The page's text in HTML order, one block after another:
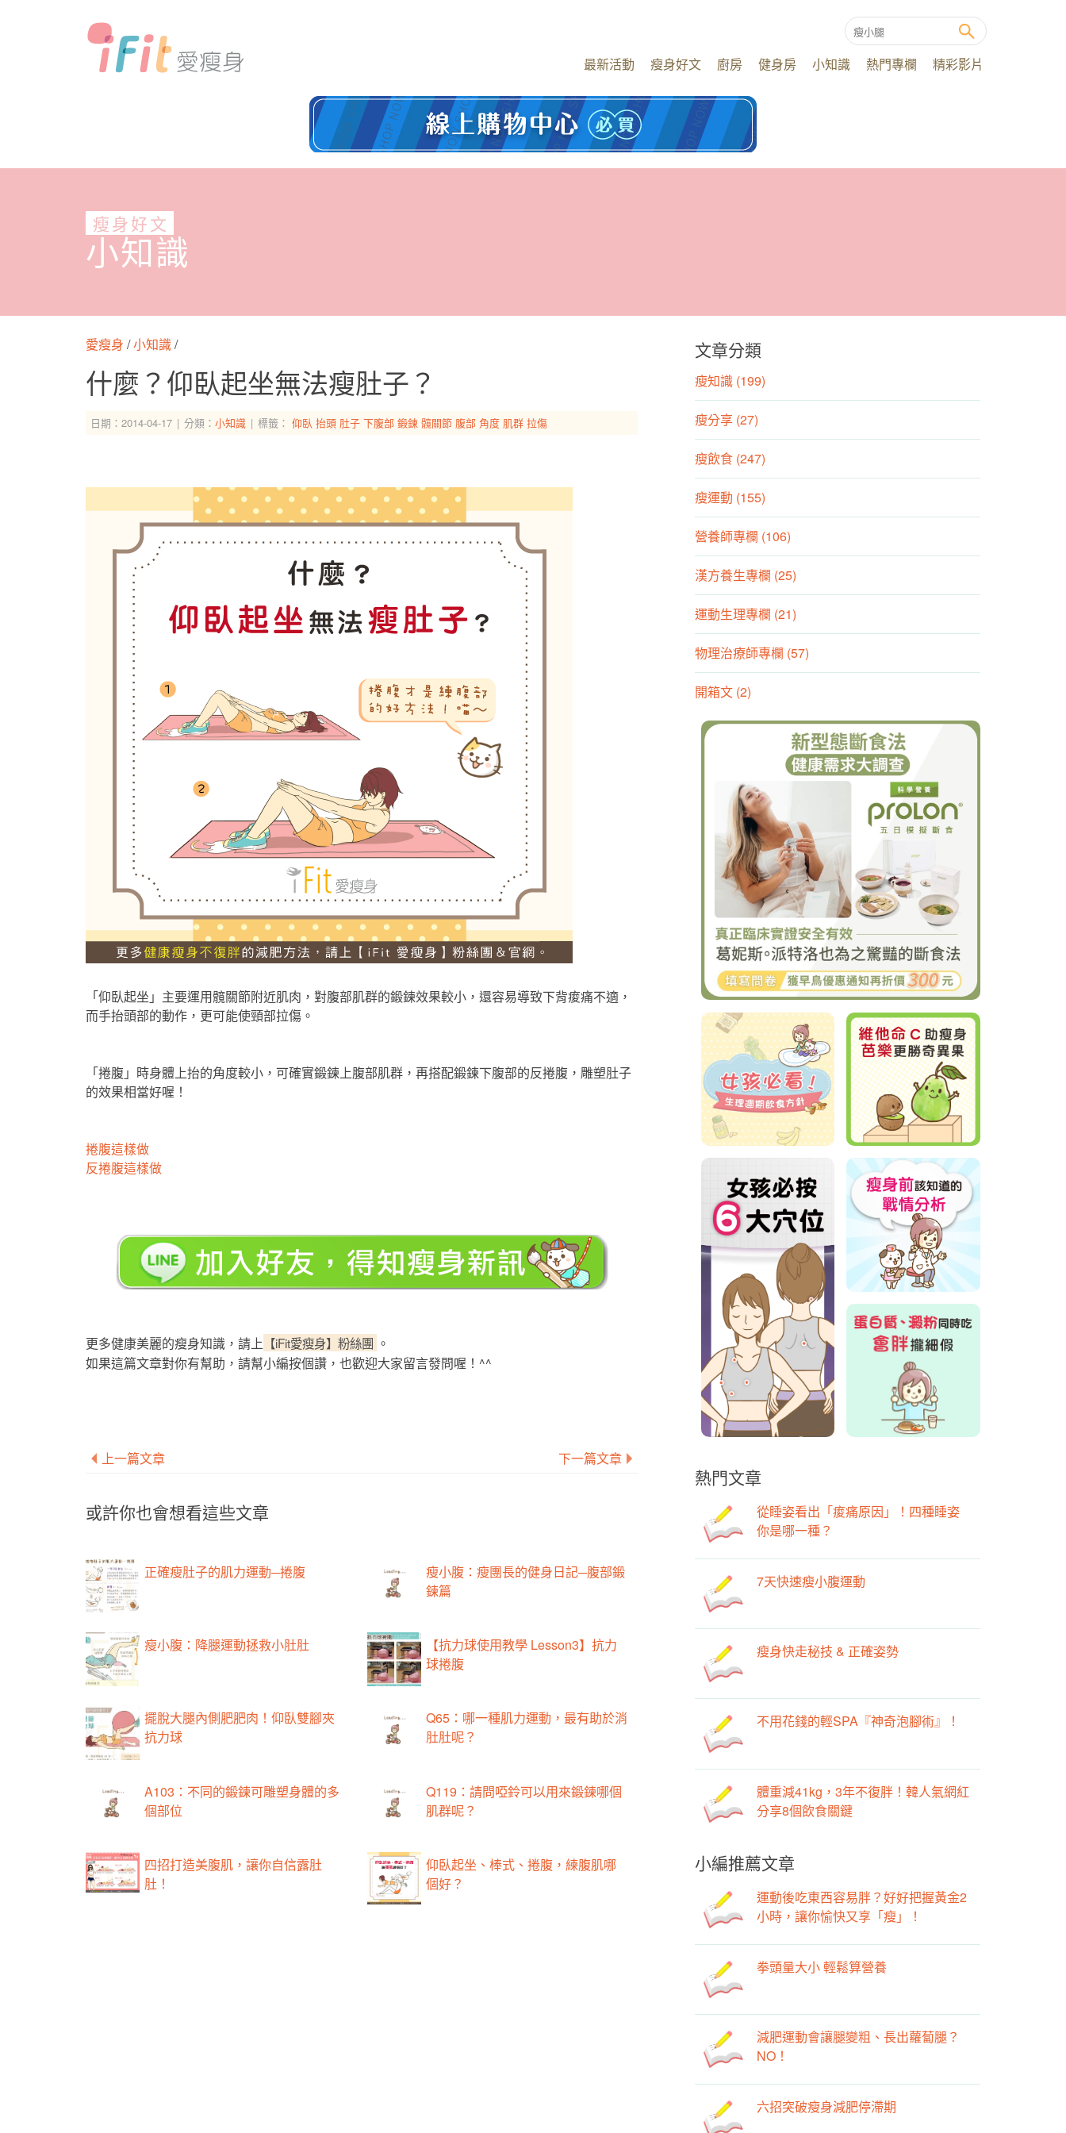
最新活動 瘦身好文 廚房 健身房 小知識 熱門專欄 精彩影片
瘦身好文
小知識
愛瘦身 /小知識/
什麼？仰臥起坐無法瘦肚子？
日期：2014-04-17 分類： 小知識 標籤： 仰臥 抬頭 肚子 下腹部 鍛鍊 髖關節 腹部 角度 肌群 拉傷
「仰臥起坐」主要運用髖關節附近肌肉，對腹部肌群的鍛鍊效果較小，還容易導致下背痠痛不適，
而手抬頭部的動作，更可能使頸部拉傷。
「捲腹」時身體上抬的角度較小，可確實鍛鍊上腹部肌群，再搭配鍛鍊下腹部的反捲腹，雕塑肚子
的效果相當好喔！
捲腹這樣做
反捲腹這樣做
更多健康美麗的瘦身知識，請上 【iFit愛瘦身】粉絲團 。
如果這篇文章對你有幫助，請幫小編按個讚，也歡迎大家留言發問喔！^^
上一篇文章 下一篇文章
或許你也會想看這些文章
正確瘦肚子的肌力運動─捲腹
瘦小腹：瘦團長的健身日記─腹部鍛
鍊篇
瘦小腹：降腿運動拯救小肚肚
【抗力球使用教學 Lesson3】抗力
球捲腹
擺脫大腿內側肥肥肉！仰臥雙腳夾
抗力球
Q65：哪一種肌力運動，最有助於消
肚肚呢？
A103：不同的鍛鍊可雕塑身體的多
個部位
Q119：請問啞鈴可以用來鍛鍊哪個
肌群呢？
四招打造美腹肌，讓你自信露肚
肚！
仰臥起坐、棒式、捲腹，練腹肌哪
個好？
文章分類
瘦知識 (199)
瘦分享 (27)
瘦飲食 (247)
瘦運動 (155)
營養師專欄 (106)
漢方養生專欄 (25)
運動生理專欄 (21)
物理治療師專欄 (57)
開箱文 (2)
熱門文章
從睡姿看出「痠痛原因」！四種睡姿
你是哪一種？
7天快速瘦小腹運動
瘦身快走秘技 & 正確姿勢
不用花錢的輕SPA『神奇泡腳術』！
體重減41kg，3年不復胖！韓人氣網紅
分享8個飲食關鍵
小編推薦文章
運動後吃東西容易胖？好好把握黃金2
小時，讓你愉快又享「瘦」！
拳頭量大小 輕鬆算營養
減肥運動會讓腿變粗、長出蘿蔔腿？
NO！
六招突破瘦身減肥停滯期